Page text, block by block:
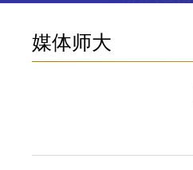
媒体师大